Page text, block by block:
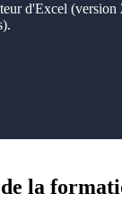
d'Excel (version
la